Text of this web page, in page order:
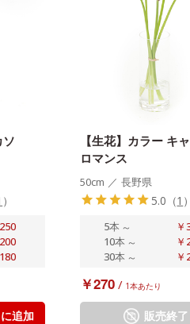
ソ
）
追加
【生花】カラー キ
ロマンス
50cm ／ 長野県
5.0 （1 ）
5本 ～
￥
10本 ～
￥
30本 ～ ￥
￥270 / 1本あたり
販売終了